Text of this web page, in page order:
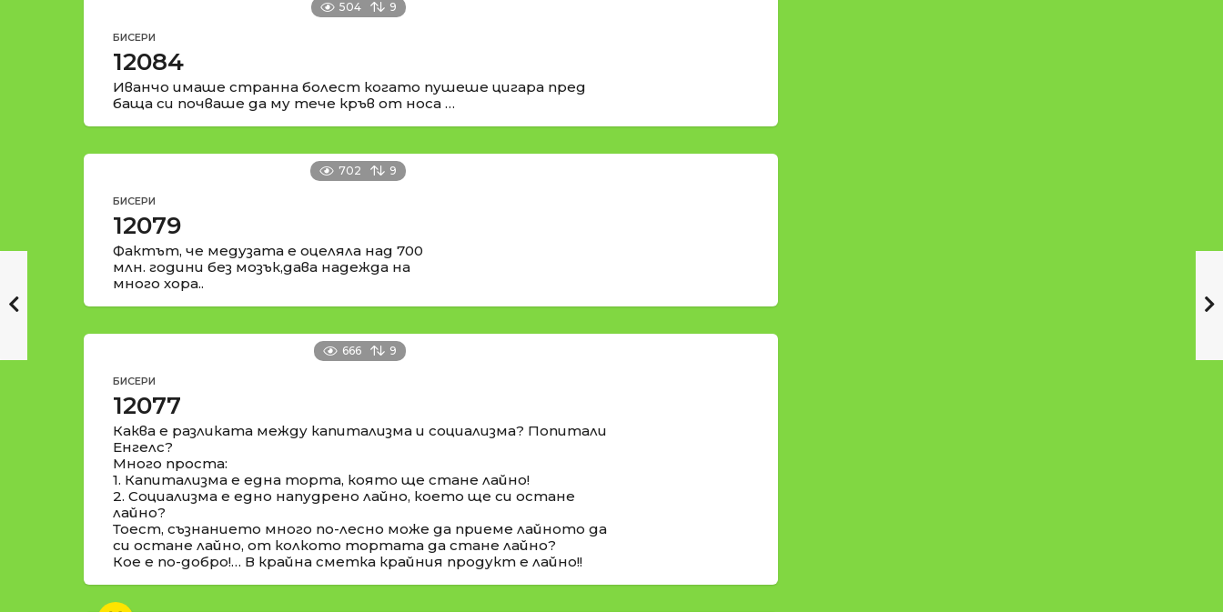
504 9
БИСЕРИ
12084
Иванчо имаше странна болест когато пушеше цигара пред
баща си почваше да му тече кръв от носа …
702 9
БИСЕРИ
12079
Фактът, че медузата е оцеляла над 700
млн. години без мозък,дава надежда на
много хора..
666 9
БИСЕРИ
12077
Каква е разликата между капитализма и социализма? Попитали
Енгелс?
Много проста:
1. Капитализма е една торта, която ще стане лайно!
2. Социализма е едно напудрено лайно, което ще си остане
лайно?
Тоест, съзнанието много по-лесно може да приеме лайното да
си остане лайно, от колкото тортата да стане лайно?
Кое е по-добро!… В крайна сметка крайния продукт е лайно!!